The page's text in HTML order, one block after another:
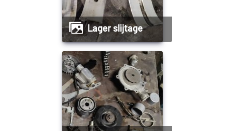
Lager slijtage